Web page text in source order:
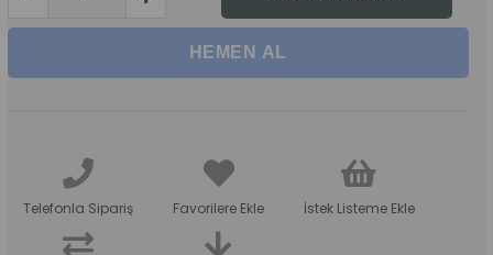
Telefonla Sipariş Favorilere Ekle İstek Listeme Ekle